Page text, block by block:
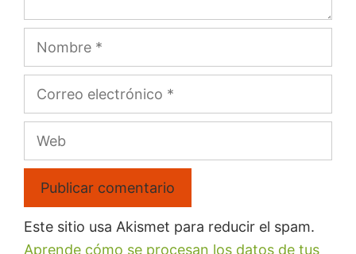
Este sitio usa Akismet para reducir el spam.
Aprende cómo se procesan los datos de tus